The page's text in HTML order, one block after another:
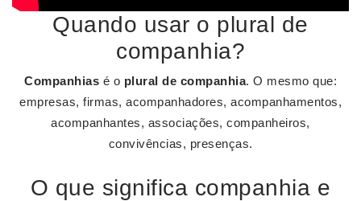
Quando usar o plural de
companhia?
Companhias é o plural de companhia. O mesmo que:
empresas, firmas, acompanhadores, acompanhamentos,
acompanhantes, associações, companheiros,
convivências, presenças.
O que significa companhia e